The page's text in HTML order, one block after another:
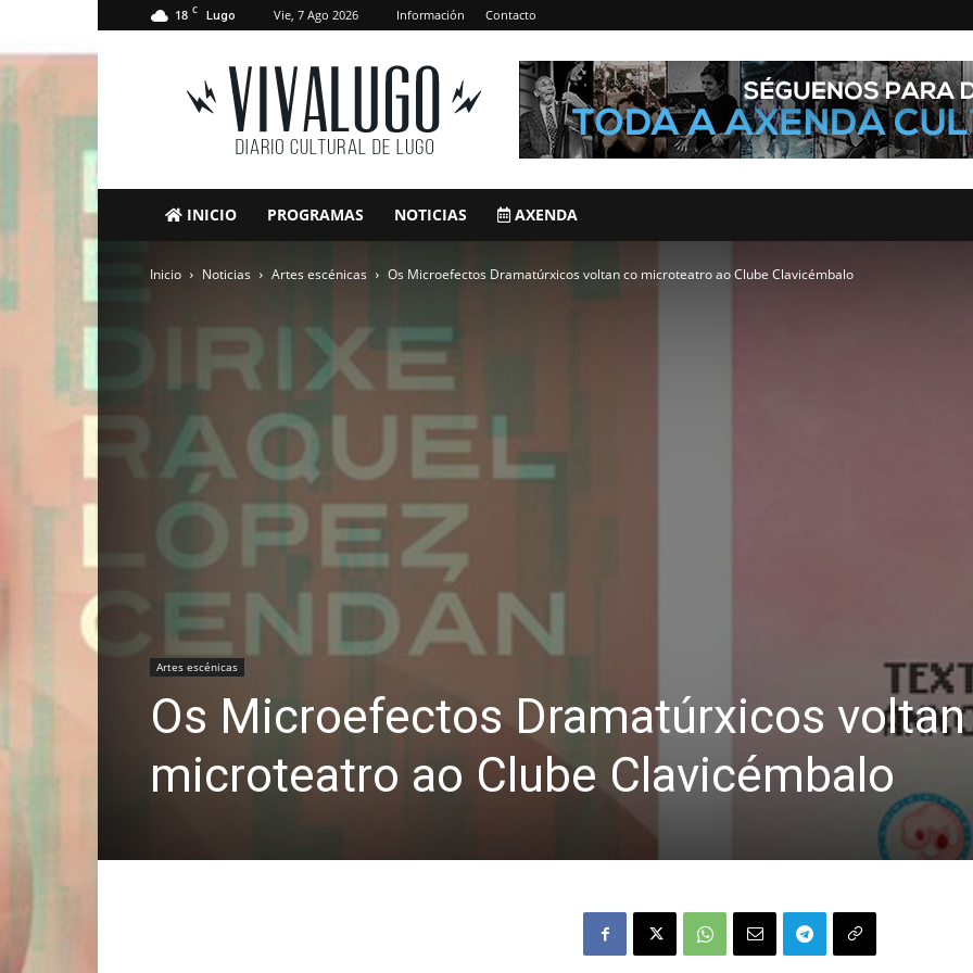
18 C Lugo Vie, 7 Ago 2026 Información Contacto
VivaLugo
INICIO PROGRAMAS NOTICIAS AXENDA
Inicio Noticias Artes escénicas Os Microefectos Dramatúrxicos voltan co microteatro ao Clube Clavicémbalo
Artes escénicas
Os Microefectos Dramatúrxicos
microteatro ao Clube Clavicémbalo